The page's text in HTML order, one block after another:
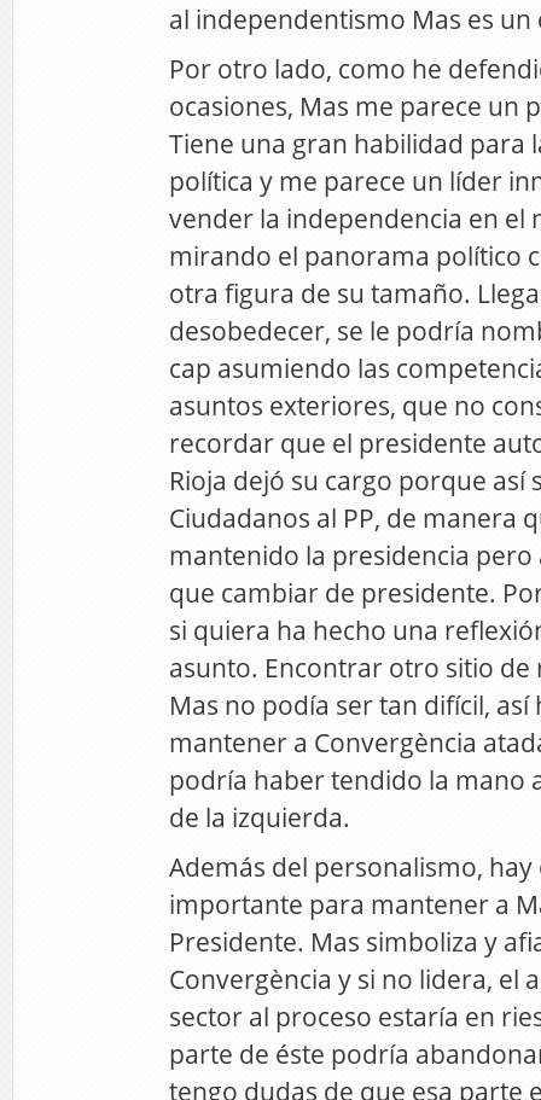
al independentismo Mas es un
Por otro lado, como he
ocasiones, Mas me parece un
Tiene una gran habilidad para
política y me parece un líder
vender la independencia en el
mirando el panorama político
otra figura de su tamaño.
desobedecer, se le podría
cap asumiendo las
asuntos exteriores, que no
recordar que el presidente
Rioja dejó su cargo porque así
Ciudadanos al PP, de manera
mantenido la presidencia
que cambiar de presidente.
si quiera ha hecho una
asunto. Encontrar otro sitio de
Mas no podía ser tan difícil,
mantener a Convergència
podría haber tendido la mano
de la izquierda.
Además del personalismo,
importante para mantener a
Presidente. Mas simboliza y
Convergència y si no lidera, el
sector al proceso estaría en
parte de éste podría
tengo dudas de que esa parte